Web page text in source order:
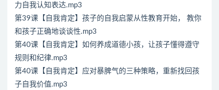
力自我认知表达.mp3
第39课【自我肯定】孩子的自我启蒙从性教育开始， 教你
和孩子正确地谈谈性.mp3
第40课【自我肯定】如何养成道德小孩，让孩子懂得遵守
规则和纪律.mp3
第40课【自我肯定】应对暴脾气的三种策略，重新找回孩
子自我价值.mp3